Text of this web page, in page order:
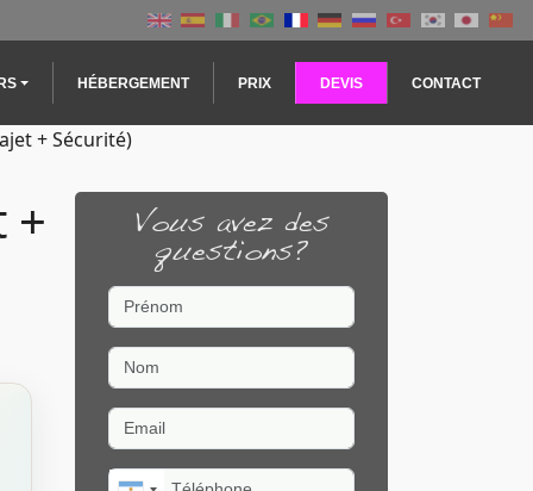
HÉBERGEMENT PRIX DEVIS CONTACT
+ Sécurité)
+
Vous avez des
questions?
Prénom
Nom
Email
Téléphone